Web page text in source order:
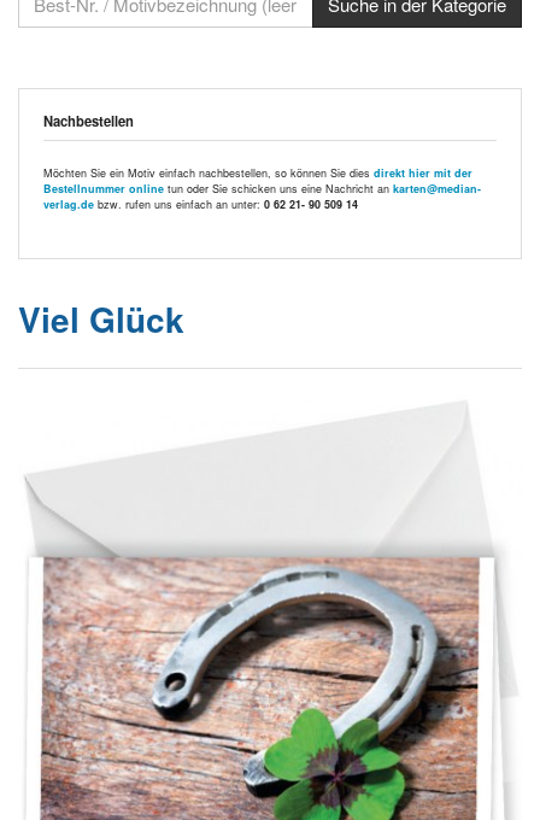
Nachbestellen
Möchten Sie ein Motiv einfach nachbestellen, so können Sie dies direkt hier mit der
Bestellnummer online tun oder Sie schicken uns eine Nachricht an karten@median-
verlag.de bzw. rufen uns einfach an unter: 0 62 21- 90 509 14
Viel Glück